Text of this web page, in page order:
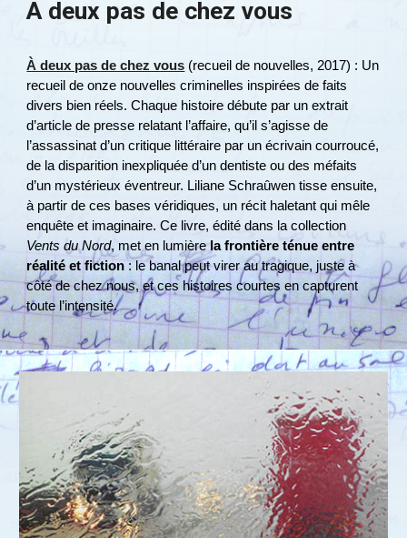
A deux pas de chez vous
À deux pas de chez vous (recueil de nouvelles, 2017) : Un
recueil de onze nouvelles criminelles inspirées de faits
divers bien réels. Chaque histoire débute par un extrait
d’article de presse relatant l’affaire, qu’il s’agisse de
l’assassinat d’un critique littéraire par un écrivain courroucé,
de la disparition inexpliquée d’un dentiste ou des méfaits
d’un mystérieux éventreur​. Liliane Schraûwen tisse ensuite,
à partir de ces bases véridiques, un récit haletant qui mêle
enquête et imaginaire. Ce livre, édité dans la collection
Vents du Nord, met en lumière la frontière ténue entre
réalité et fiction : le banal peut virer au tragique, juste à
côté de chez nous, et ces histoires courtes en capturent
toute l’intensité.